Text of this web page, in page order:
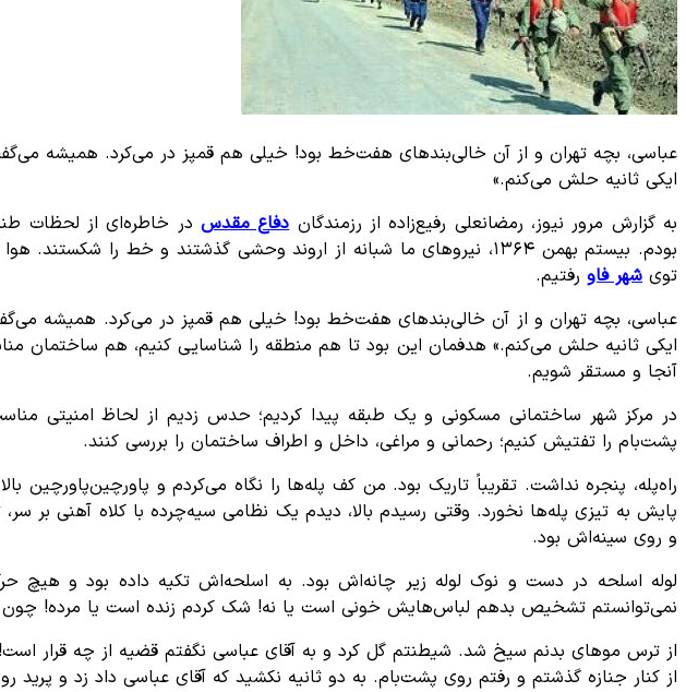
عباسی، بچه تهران و از آن خالی‌بند‌های هفت‌خط بود! خیلی هم قمپز در می‌کرد. همیشه
ایکی ثانیه حلش می‌کنم.»
به گزارش مرور نیوز، رمضانعلی رفیع‌زاده از رزمندگاندفاع مقدس در خاطره‌ای از لحظات
بودم. بیستم بهمن ۱۳۶۴، نیرو‌های ما شبانه از اروند وحشی گذشتند و
توی شهر فاو رفتیم.
ایکی ثانیه حلش می‌کنم.» هدفمان این بود تا هم منطقه را شناسایی کنیم، هم ساختمان
آنجا و مستقر شویم.
در مرکز شهر ساختمانی مسکونی و یک طبقه پیدا کردیم؛ حدس زدیم از لحاظ امنیتی
پشت‌بام را تفتیش کنیم؛ رحمانی و مراغی، داخل و اطراف ساختمان را بررسی کنند.
راه‌پله، پنجره نداشت. تقریباً تاریک بود. من کف پله‌ها را نگاه می‌کردم و
پایش به تیزی پله‌ها نخورد. وقتی رسیدم بالا، دیدم یک نظامی سیه‌چرده با کلاه آهنی
و روی سینه‌اش بود.
لوله اسلحه در دست و نوک لوله زیر چانه‌اش بود. به اسلحه‌اش تکیه داده بود و هیچ
نمی‌توانستم تشخیص بدهم لباس‌هایش خونی است یا نه! شک کردم زنده است یا مرده!
از ترس مو‌های بدنم سیخ شد. شیطنتم گل کرد و به آقای عباسی نگفتم قضیه از چه قرار است!
از کنار جنازه گذشتم و رفتم روی پشت‌بام. به دو ثانیه نکشید که آقای عباسی داد زد و پرید